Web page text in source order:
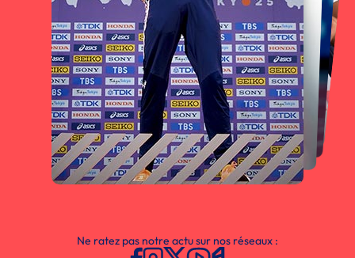
Ne ratez pas notre actu sur nos réseaux :